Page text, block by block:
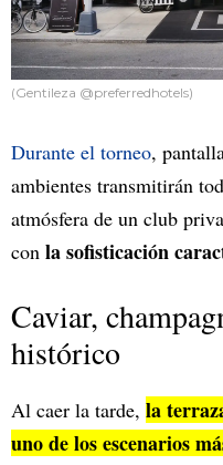
(Gentileza @preferredhotels)
Durante el torneo,
ambientes transmitirán
atmósfera de un club
con la sofisticación
Caviar,
histórico
Al caer la tarde, la
uno de los escenarios